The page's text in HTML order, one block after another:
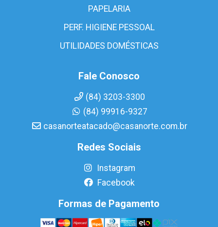
PAPELARIA
PERF. HIGIENE PESSOAL
UTILIDADES DOMÉSTICAS
Fale Conosco
(84) 3203-3300
(84) 99916-9327
casanorteatacado@casanorte.com.br
Redes Sociais
Instagram
Facebook
Formas de Pagamento